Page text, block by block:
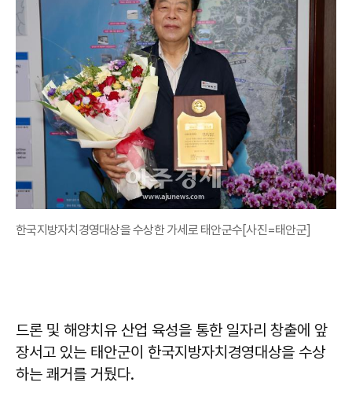
한국지방자치경영대상을 수상한 가세로 태안군수[사진=태안군]
드론 및 해양치유 산업 육성을 통한 일자리 창출에 앞
장서고 있는 태안군이 한국지방자치경영대상을 수상
하는 쾌거를 거뒀다.